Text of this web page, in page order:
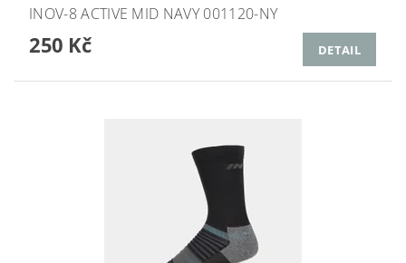
INOV-8 ACTIVE MID NAVY 001120-NY
250 Kč DETAIL